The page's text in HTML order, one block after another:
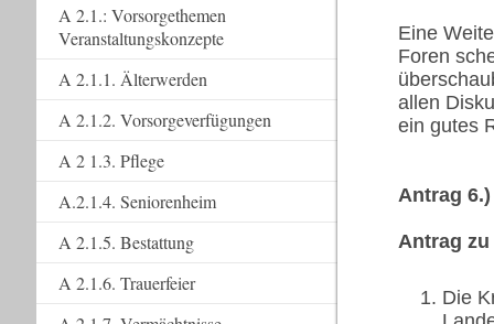
Eine
Foren
allen
ein gutes
Antrag 6.)
Antrag
Die
A 2.1.: Vorsorgethemen
Veranstaltungskonzepte
A 2.1.1. Älterwerden
A 2.1.2. Vorsorgeverfügungen
A 2 1.3. Pflege
A.2.1.4. Seniorenheim
A 2.1.5. Bestattung
A 2.1.6. Trauerfeier